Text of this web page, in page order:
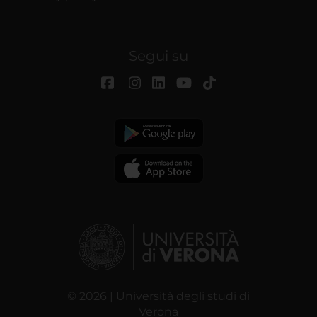
Segui su
© 2026 | Università degli studi di
Verona